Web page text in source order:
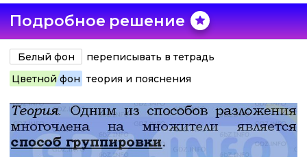
Подробное решение
Белый фон
переписывать в тетрадь
Цветной фон теория и пояснения